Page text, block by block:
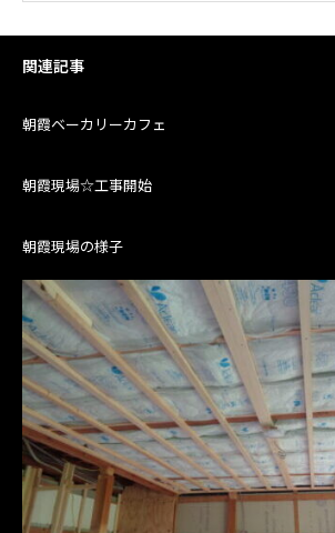
関連記事
朝霞ベーカリーカフェ
朝霞現場☆工事開始
朝霞現場の様子